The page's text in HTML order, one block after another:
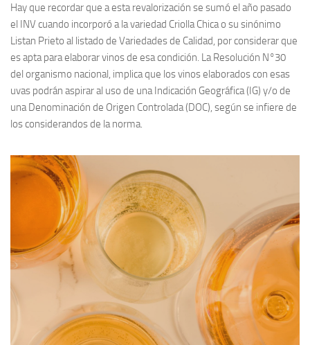
Hay que recordar que a esta revalorización se sumó el año pasado
el INV cuando incorporó a la variedad Criolla Chica o su sinónimo
Listan Prieto al listado de Variedades de Calidad, por considerar que
es apta para elaborar vinos de esa condición. La Resolución N°30
del organismo nacional, implica que los vinos elaborados con esas
uvas podrán aspirar al uso de una Indicación Geográfica (IG) y/o de
una Denominación de Origen Controlada (DOC), según se infiere de
los considerandos de la norma.